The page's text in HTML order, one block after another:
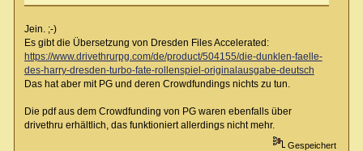
Jein. ;-)
Es gibt die Übersetzung von Dresden Files Accelerated:
https://www.drivethrurpg.com/de/product/504155/die-dunklen-faelle-
des-harry-dresden-turbo-fate-rollenspiel-originalausgabe-deutsch
Das hat aber mit PG und deren Crowdfundings nichts zu tun.
Die pdf aus dem Crowdfunding von PG waren ebenfalls über
drivethru erhältlich, das funktioniert allerdings nicht mehr.
Gespeichert